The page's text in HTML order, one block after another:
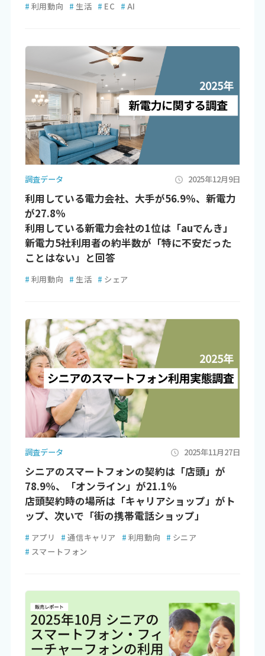
# 利用動向 # 生活 # EC # AI
調査データ 2025年12月9日
利用している電力会社、大手が56.9％、新電力
が27.8％
利用している新電力会社の1位は「auでんき」
新電力5社利用者の約半数が「特に不安だった
ことはない」と回答
# 利用動向 # 生活 # シェア
調査データ 2025年11月27日
シニアのスマートフォンの契約は「店頭」が
78.9％、「オンライン」が21.1％
店頭契約時の場所は「キャリアショップ」がト
ップ、次いで「街の携帯電話ショップ」
# アプリ # 通信キャリア # 利用動向 # シニア
# スマートフォン